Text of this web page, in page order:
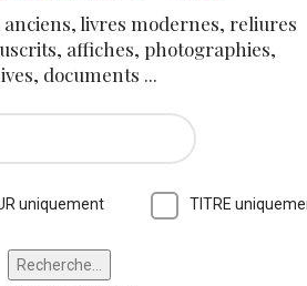
anciens, livres modernes, reliures
affiches, photographies,
documents ...
uniquement TITRE